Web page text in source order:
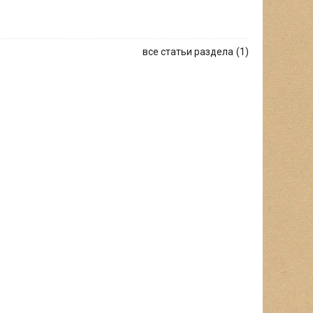
все статьи раздела 1